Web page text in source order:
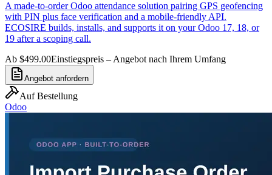
A made-to-order Odoo attendance solution pairing GPS geofencing
with PIN plus face verification and a mobile-friendly API.
ECOSIRE builds, installs, and supports it on your Odoo 17, 18, or
19 after a scoping call.
Ab $499.00Einstiegspreis – Angebot nach Ihrem Umfang
Angebot anfordern
Auf Bestellung
Odoo